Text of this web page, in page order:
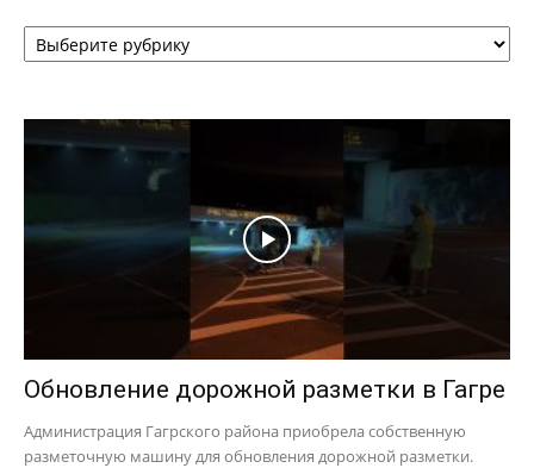
Рубрики
Обновление дорожной разметки в Гагре
Администрация Гагрского района приобрела собственную
разметочную машину для обновления дорожной разметки.